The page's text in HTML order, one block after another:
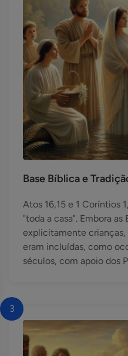
Base Bíblica e
Atos 16,15 e 1 Coríntios
"toda a casa". Embora
explicitamente crianças,
eram incluídas, como
séculos, com apoio dos
3